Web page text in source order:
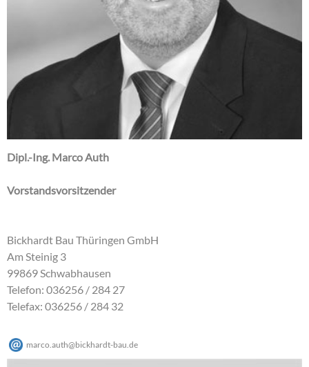
Dipl.-Ing. Marco Auth
Vorstandsvorsitzender
Bickhardt Bau Thüringen GmbH
Am Steinig 3
99869 Schwabhausen
Telefon: 036256 / 284 27
Telefax: 036256 / 284 32
marco.auth@bickhardt-bau de